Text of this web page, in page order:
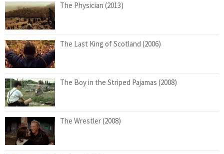
The Physician (2013)
The Last King of Scotland (2006)
The Boy in the Striped Pajamas (2008)
The Wrestler (2008)